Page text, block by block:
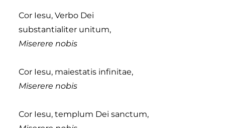
Cor Iesu, Verbo Dei
substantialiter unitum,
Miserere nobis
Cor Iesu, maiestatis infinitae,
Miserere nobis
Cor Iesu, templum Dei sanctum,